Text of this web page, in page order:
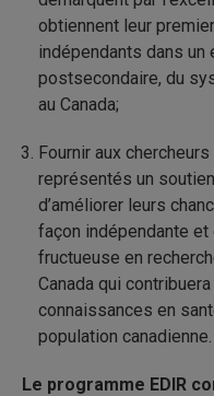
obtiennent leur
indépendants dans un
postsecondaire, du
au Canada;
Fournir aux
représentés un
d’améliorer leurs
façon indépendante et
fructueuse en
Canada qui
connaissances en
population canadienne.
Le programme EDIR